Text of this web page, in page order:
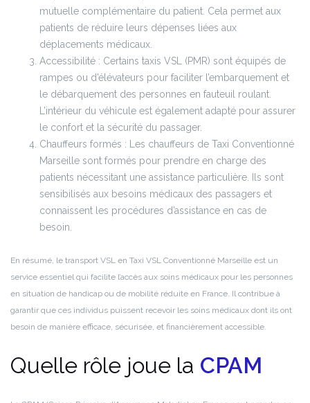
mutuelle complémentaire du patient. Cela permet aux
patients de réduire leurs dépenses liées aux
déplacements médicaux.
Accessibilité : Certains taxis VSL (PMR) sont équipés de
rampes ou d’élévateurs pour faciliter l’embarquement et
le débarquement des personnes en fauteuil roulant.
L’intérieur du véhicule est également adapté pour assurer
le confort et la sécurité du passager.
Chauffeurs formés : Les chauffeurs de Taxi Conventionné
Marseille sont formés pour prendre en charge des
patients nécessitant une assistance particulière. Ils sont
sensibilisés aux besoins médicaux des passagers et
connaissent les procédures d’assistance en cas de
besoin.
En résumé, le transport VSL en Taxi VSL Conventionné Marseille est un
service essentiel qui facilite l’accès aux soins médicaux pour les personnes
en situation de handicap ou de mobilité réduite en France. Il contribue à
garantir que ces individus puissent recevoir les soins médicaux dont ils ont
besoin de manière efficace, sécurisée, et financièrement accessible.
Quelle rôle joue la CPAM